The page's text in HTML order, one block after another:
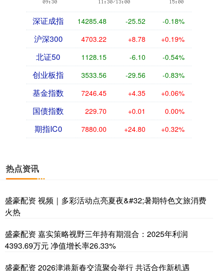
深证成指 14285.48 -25.52 -0.18%
沪深300 4703.22 +8.78 +0.19%
北证50 1128.15 -6.10 -0.54%
创业板指 3533.56 -29.56 -0.83%
基金指数 7246.45 +4.35 +0.06%
国债指数 229.70 +0.01 0.00%
期指IC0 7880.00 +24.80 +0.32%
热点资讯
盛豪配资 视频｜多彩活动点亮夏夜&#32;暑期特色文旅消费
火热
盛豪配资 嘉实策略视野三年持有期混合：2025年利润
4393.69万元 净值增长率26.33%
盛豪配资 2026津港新春交流聚会举行 共话合作新机遇